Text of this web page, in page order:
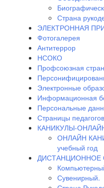
Страна
ЭЛЕКТРОННАЯ
Фотогалерея
Антитеррор
НСОКО
Профсоюзная
Электронные
Информационная
Персональные
Страницы педагогов
КАНИКУЛЫ-
ОНЛАЙН
учебный год
ДИСТАНЦИОННОЕ
Сувенирный.